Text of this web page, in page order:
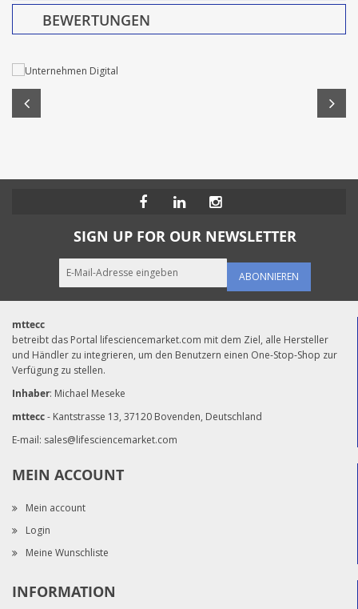
BEWERTUNGEN
SIGN UP FOR OUR NEWSLETTER
ABONNIEREN
mttecc
betreibt das Portal lifesciencemarket.com mit dem Ziel, alle Hersteller
und Händler zu integrieren, um den Benutzern einen One-Stop-Shop zur
Verfügung zu stellen.
Inhaber: Michael Meseke
mttecc- Kantstrasse 13, 37120 Bovenden, Deutschland
E-mail: sales@lifesciencemarket.com
MEIN ACCOUNT
Mein account
Login
Meine Wunschliste
INFORMATION